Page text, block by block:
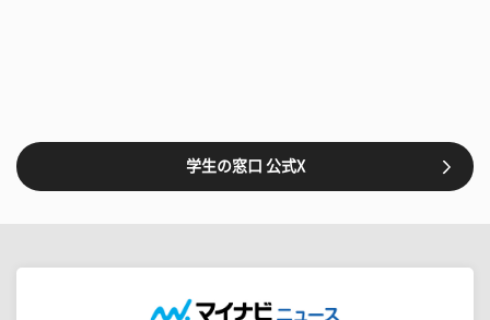
学生の窓口 公式X